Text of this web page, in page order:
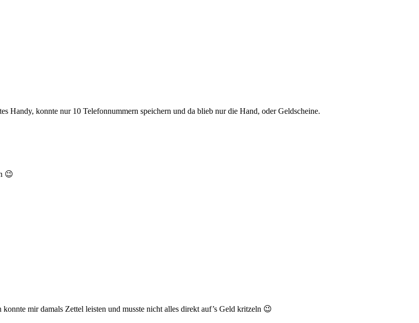
Handy, konnte nur 10 Telefonnummern speichern und da blieb nur die Hand, oder Geldscheine.
😉
mir damals Zettel leisten und musste nicht alles direkt auf’s Geld kritzeln 😉